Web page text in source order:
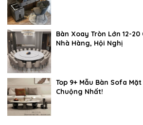
Bàn Xoay Tròn Lớn 12-20
Nhà Hàng, Hội Nghị
Top 9+ Mẫu Bàn Sofa
Chuộng Nhất!